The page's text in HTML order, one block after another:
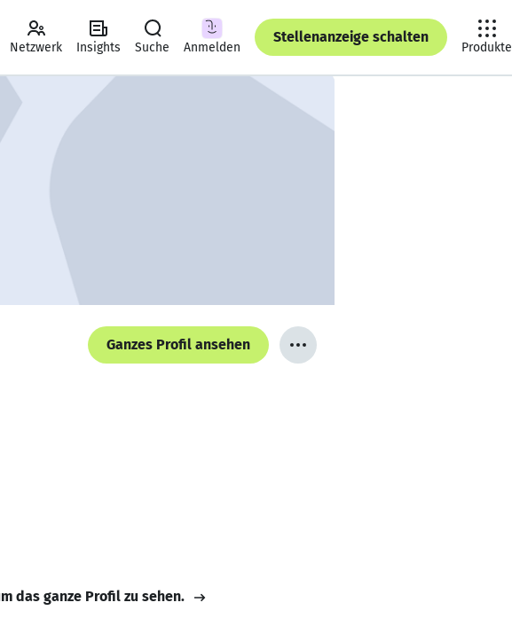
Netzwerk Insights Suche Anmelden
Stellenanzeige schalten
Produkte
Ganzes Profil ansehen
das ganze Profil zu sehen.